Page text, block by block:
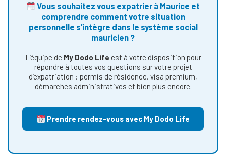
Vous souhaitez vous expatrier à Maurice et
comprendre comment votre situation
personnelle s’intègre dans le système social
mauricien ?
L’équipe de My Dodo Life est à votre disposition pour
répondre à toutes vos questions sur votre projet
d’expatriation : permis de résidence, visa premium,
démarches administratives et bien plus encore.
Prendre rendez-vous avec My Dodo Life